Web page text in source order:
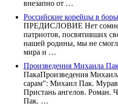
внезапно от …
Российские корейцы в
ПРЕДИСЛОВИЕ Нет
патриотов, посвятивших
нашей родины, мы не
мира и …
Произведения Михаила
ПакаПроизведения
сарам": Михаил Пак.
Пристань ангелов. Роман.
Пак. …